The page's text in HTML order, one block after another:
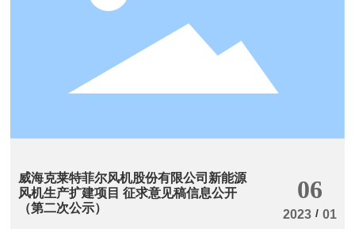
威海克莱特菲尔风机股份有限公司新能源
风机生产扩建项目 征求意见稿信息公开
（第二次公示）
06
2023 / 01